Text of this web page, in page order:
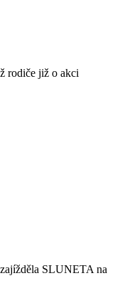
rodiče již o akci
SLUNETA na